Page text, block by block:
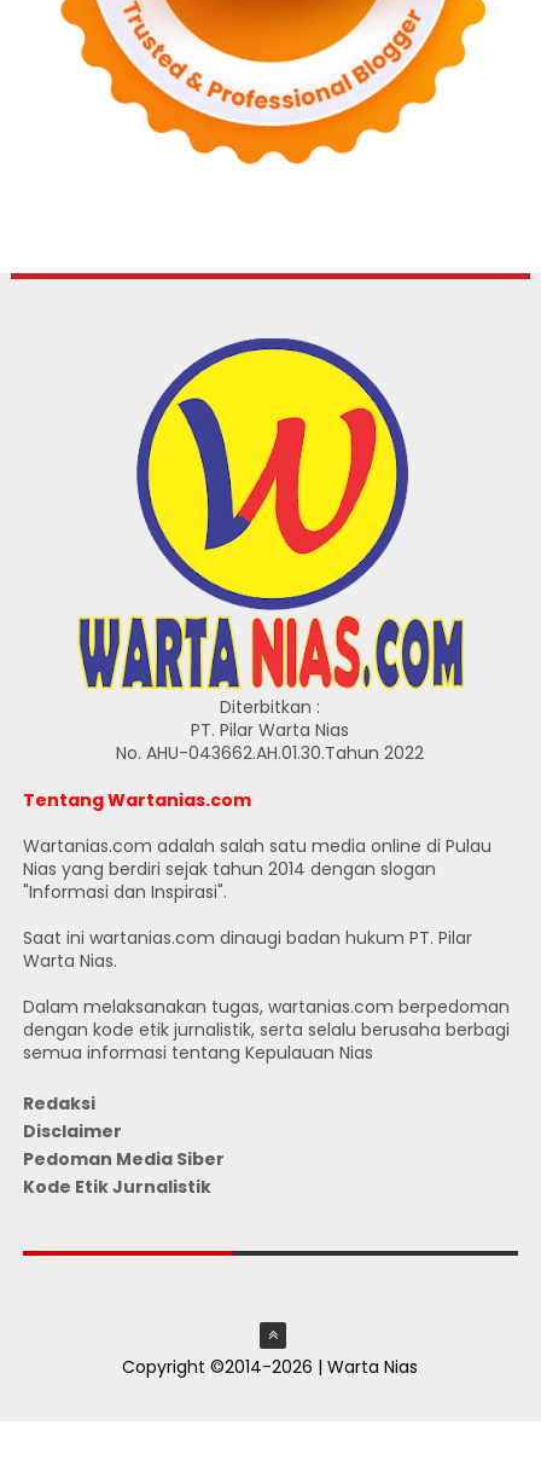
Diterbitkan :
PT. Pilar Warta Nias
No. AHU-043662.AH.01.30.Tahun 2022
Tentang Wartanias.com
Wartanias.com adalah salah satu media online di Pulau
Nias yang berdiri sejak tahun 2014 dengan slogan
"Informasi dan Inspirasi".
Saat ini wartanias.com dinaugi badan hukum PT. Pilar
Warta Nias.
Dalam melaksanakan tugas, wartanias.com berpedoman
dengan kode etik jurnalistik, serta selalu berusaha berbagi
semua informasi tentang Kepulauan Nias
Redaksi
Disclaimer
Pedoman Media Siber
Kode Etik Jurnalistik
Copyright ©2014-2026 | Warta Nias